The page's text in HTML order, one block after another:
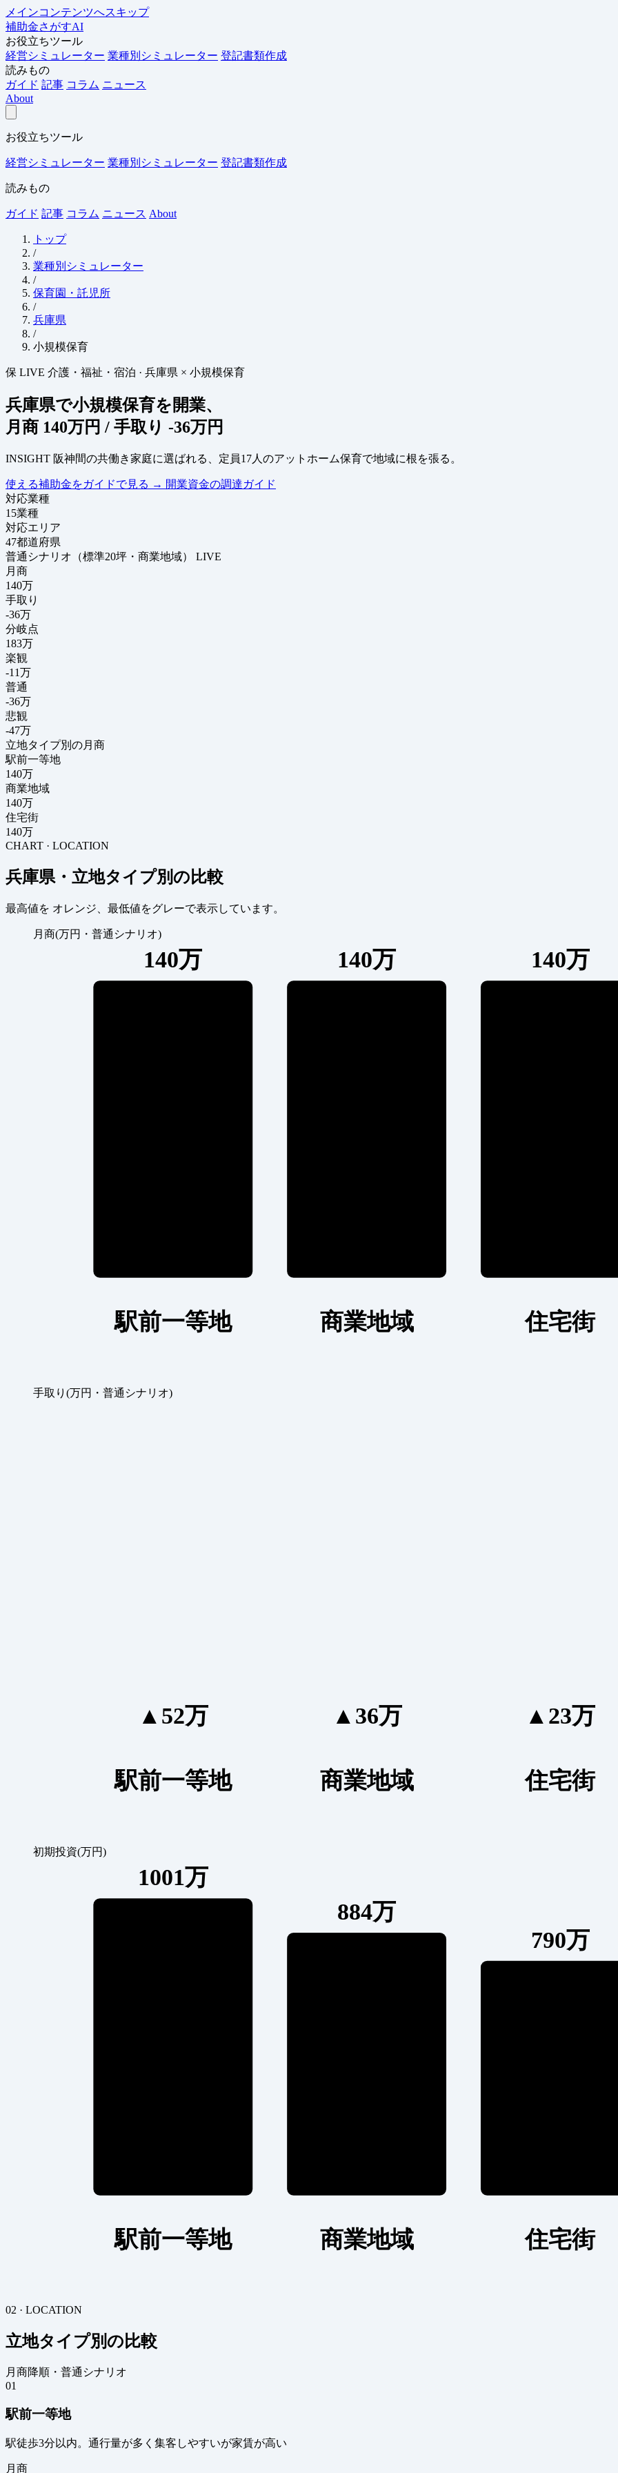
メインコンテンツへスキップ
補助金さがすAI
お役立ちツール
経営シミュレーター 業種別シミュレーター 登記書類作成
読みもの
ガイド 記事 コラム ニュース
About
お役立ちツール
経営シミュレーター 業種別シミュレーター 登記書類作成
読みもの
ガイド 記事 コラム ニュース About
トップ
/
業種別シミュレーター
/
保育園・託児所
/
兵庫県
/
小規模保育
保 LIVE 介護・福祉・宿泊 · 兵庫県 × 小規模保育
兵庫県で小規模保育を開業、
月商 140万円 / 手取り -36万円
INSIGHT 阪神間の共働き家庭に選ばれる、定員17人のアットホーム保育で地域に根を張る。
使える補助金をガイドで見る → 開業資金の調達ガイド
対応業種
15業種
対応エリア
47都道府県
普通シナリオ（標準20坪・商業地域）
LIVE
月商
140万
手取り
-36万
分岐点
183万
楽観
-11万
普通
-36万
悲観
-47万
立地タイプ別の月商
駅前一等地
140万
商業地域
140万
住宅街
140万
CHART · LOCATION
兵庫県・立地タイプ別の比較
最高値を オレンジ 、最低値をグレーで表示しています。
月商(万円・普通シナリオ)
140万
駅前一等地
140万
商業地域
140万
住宅街
手取り(万円・普通シナリオ)
▲52万
駅前一等地
▲36万
商業地域
▲23万
住宅街
初期投資(万円)
1001万
駅前一等地
884万
商業地域
790万
住宅街
02 · LOCATION
立地タイプ別の比較
月商降順・普通シナリオ
01
駅前一等地
駅徒歩3分以内。通行量が多く集客しやすいが家賃が高い
月商